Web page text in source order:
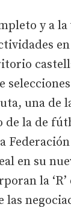
y a
una de
de la de
en su
la
las